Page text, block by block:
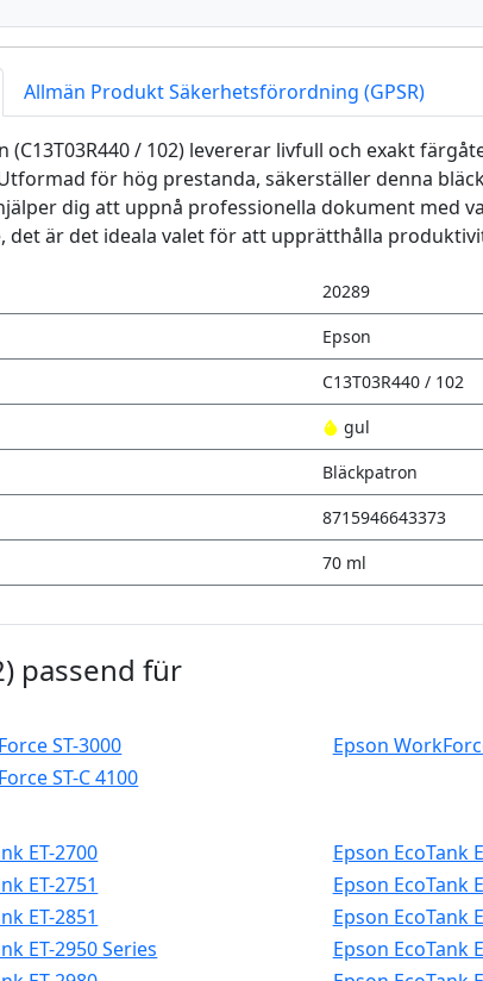
Allmän Produkt Säkerhetsförordning (GPSR)
(C13T03R440 / 102) levererar livfull och exakt
för hög prestanda, säkerställer denna
dig att uppnå professionella dokument med
det är det ideala valet för att upprätthålla
20289
Epson
C13T03R440 / 102
gul
Bläckpatron
8715946643373
70 ml
passend für
ST-3000
Epson
ST-C 4100
ET-2700
Epson EcoTank
ET-2751
Epson EcoTank
ET-2851
Epson EcoTank
ET-2950 Series
Epson EcoTank